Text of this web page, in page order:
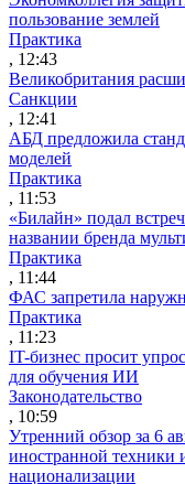
пользование землей
Практика
, 12:43
Великобритания
Санкции
, 12:41
АБД предложила
моделей
Практика
, 11:53
«Билайн» подал
названии бренда
Практика
, 11:44
ФАС запретила
Практика
, 11:23
IT-бизнес просит
для обучения ИИ
Законодательство
, 10:59
Утренний обзор за 6
иностранной техники
национализации